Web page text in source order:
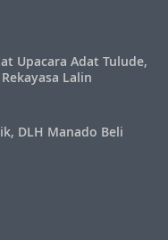
Upacara Adat Tulude,
Lalin
DLH Manado Beli